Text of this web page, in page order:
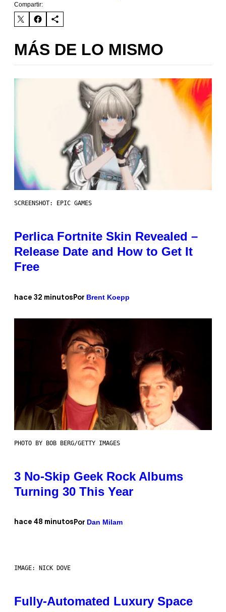
Compartir:
MÁS DE LO MISMO
SCREENSHOT: EPIC GAMES
Perlica Fortnite Skin Revealed –
Release Date and How to Get It
Free
hace 32 minutos Por Brent Koepp
PHOTO BY BOB BERG/GETTY IMAGES
3 No-Skip Geek Rock Albums
Turning 30 This Year
hace 48 minutos Por Dan Milam
IMAGE: NICK DOVE
Fully-Automated Luxury Space